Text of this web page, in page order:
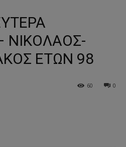
ΝΙΚΟΛΑΟΣ-
ΕΤΩΝ 98
0
60